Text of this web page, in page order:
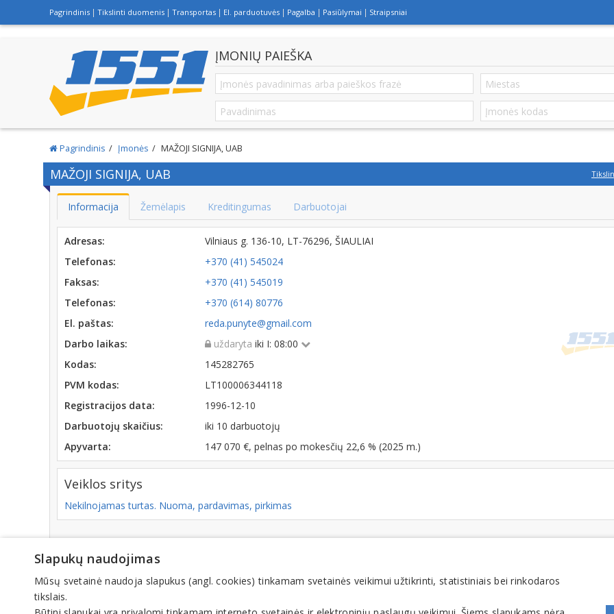
Pagrindinis Tikslinti duomenis Transportas El. parduotuvės Pagalba Pasiūlymai Straipsniai
ĮMONIŲ PAIEŠKA
Pagrindinis Įmonės MAŽOJI SIGNIJA, UAB
MAŽOJI SIGNIJA, UAB
Informacija Žemėlapis Kreditingumas Darbuotojai
Adresas:
Vilniaus g. 136-10, LT-76296, ŠIAULIAI
Telefonas:
+370 (41) 545024
Faksas:
+370 (41) 545019
Telefonas:
+370 (614) 80776
El. paštas:
reda.punyte@gmail.com
Darbo laikas:
uždaryta iki I: 08:00
Kodas:
145282765
PVM kodas:
LT100006344118
Registracijos data:
1996-12-10
Darbuotojų skaičius:
iki 10 darbuotojų
Apyvarta:
147 070 €, pelnas po mokesčių 22,6 % (2025 m.)
Veiklos sritys
Nekilnojamas turtas. Nuoma, pardavimas, pirkimas
Slapukų naudojimas
Mūsų svetainė naudoja slapukus (angl. cookies) tinkamam svetainės veikimui užtikrinti, statistiniais bei rinkodaros
tikslais.